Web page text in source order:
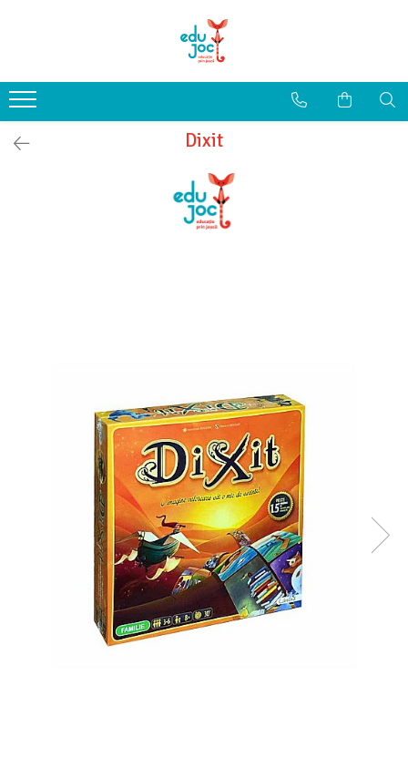
1-2 ani
3-4 ani
5-7 ani
Dixit